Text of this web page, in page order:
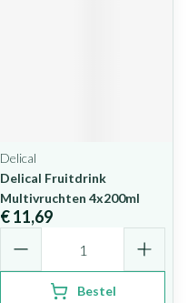
Delical
Delical Fruitdrink
Multivruchten 4x200ml
€ 11,69
Bestel